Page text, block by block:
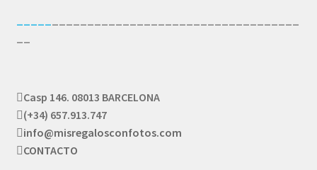
Casp 146. 08013 BARCELONA
(+34) 657.913.747
info@misregalosconfotos.com
CONTACTO